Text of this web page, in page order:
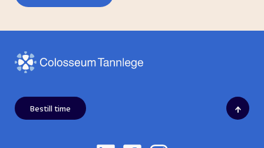
Bestill time ↑